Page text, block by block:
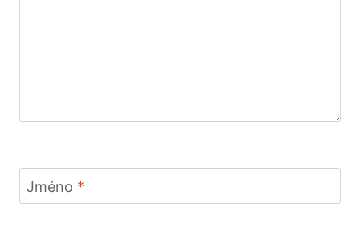
Jméno *